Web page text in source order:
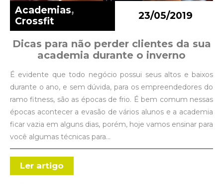
Dicas para não perder clientes da sua
academia durante o inverno
Academias,
Crossfit
23/05/2019
É evidente que todo negócio possui seus altos e baixos
durante o ano, e sem dúvida, para os empreendedores do
ramo fitness, são as épocas de frio. É bem comum nessas
épocas acontecer a evasão de vários alunos e a academia
ficar vazia em alguns dias, porém, hoje vamos ensinar para
você algumas técnicas para…
Ler artigo